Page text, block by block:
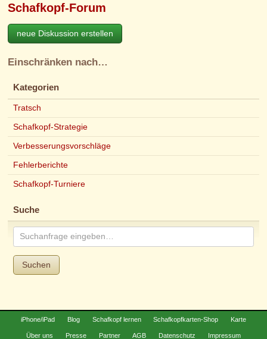
Schafkopf-Forum
neue Diskussion erstellen
Einschränken nach…
Kategorien
Tratsch
Schafkopf-Strategie
Verbesserungsvorschläge
Fehlerberichte
Schafkopf-Turniere
Suche
Suchen
iPhone/iPad Blog Schafkopf lernen Schafkopfkarten-Shop Karte
Über uns Presse Partner AGB Datenschutz Impressum